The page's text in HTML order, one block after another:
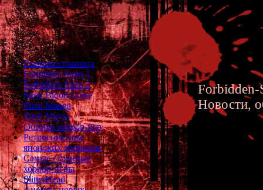
Главная страница
Forbidden Siren 1
Forbidden Siren 2
Siren Blood Curse
Siren Manga
Siren Movie
Обзоры хоррор-игр
Ретроспектива
японских хорроров
Самые странные
хоррор-игры
SlitterHead
Forbidden-
Новости,